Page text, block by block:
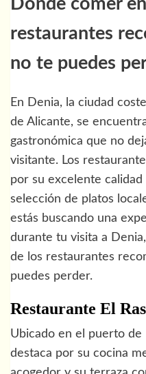
restaurantes
no te puedes
En Denia, la ciudad
de Alicante, se
gastronómica que no
visitante. Los
por su excelente
selección de platos
estás buscando una
durante tu visita a
de los restaurantes
puedes perder.
Restaurante El
Ubicado en el puerto
destaca por su cocina